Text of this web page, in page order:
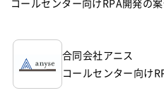
コールセンター向けRPA開発の
合同会社アニス
コールセンター向け